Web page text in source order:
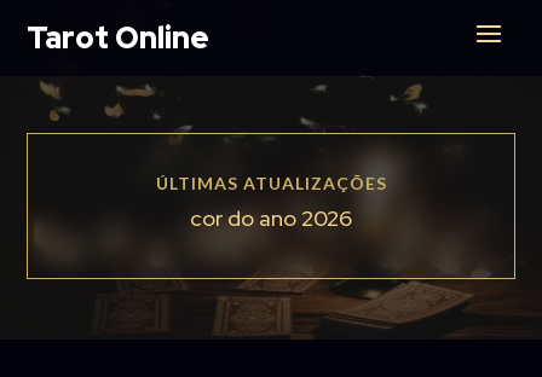
Tarot Online
ÚLTIMAS ATUALIZAÇÕES
cor do ano 2026